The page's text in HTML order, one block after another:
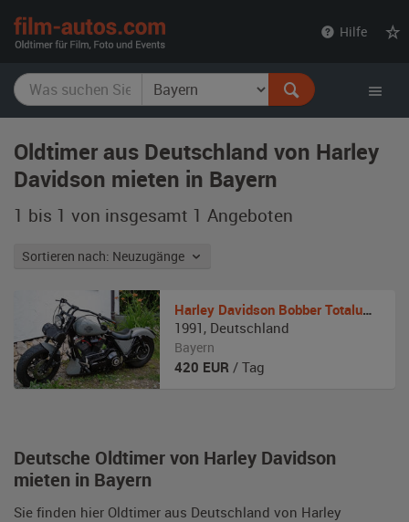
Hilfe
Oldtimer aus Deutschland von Harley
Davidson mieten in Bayern
1 bis 1 von insgesamt 1 Angeboten
Sortieren nach: Neuzugänge
Deutsche Oldtimer von Harley Davidson
mieten in Bayern
Sie finden hier Oldtimer aus Deutschland von Harley
Harley Davidson Bobber Totalumbau
1991 , Deutschland
Bayern
420 EUR / Tag